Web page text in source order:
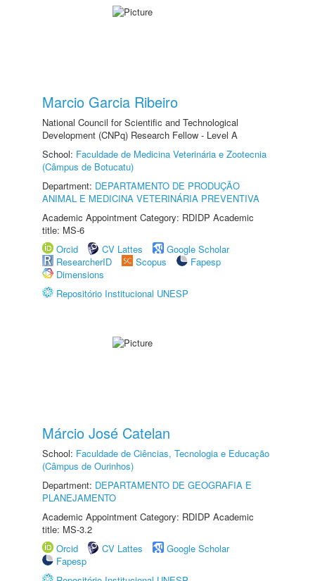
Marcio Garcia Ribeiro
National Council for Scientific and Technological
Development (CNPq) Research Fellow - Level A
School: Faculdade de Medicina Veterinária e Zootecnia
(Câmpus de Botucatu)
Department: DEPARTAMENTO DE PRODUÇÃO
ANIMAL E MEDICINA VETERINÁRIA PREVENTIVA
Academic Appointment Category: RDIDP Academic
title: MS-6
Orcid
CV Lattes
Google Scholar
ResearcherID
Scopus
Fapesp
Dimensions
Repositório Institucional UNESP
Márcio José Catelan
School: Faculdade de Ciências, Tecnologia e Educação
(Câmpus de Ourinhos)
Department: DEPARTAMENTO DE GEOGRAFIA E
PLANEJAMENTO
Academic Appointment Category: RDIDP Academic
title: MS-3.2
Orcid
CV Lattes
Google Scholar
Fapesp